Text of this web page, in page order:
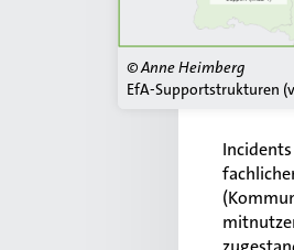
© Anne Heimberg
EfA-Supportstrukturen